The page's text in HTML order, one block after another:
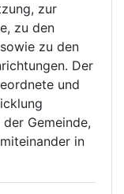
zur
zu den
zu den
Der
und
Gemeinde,
in